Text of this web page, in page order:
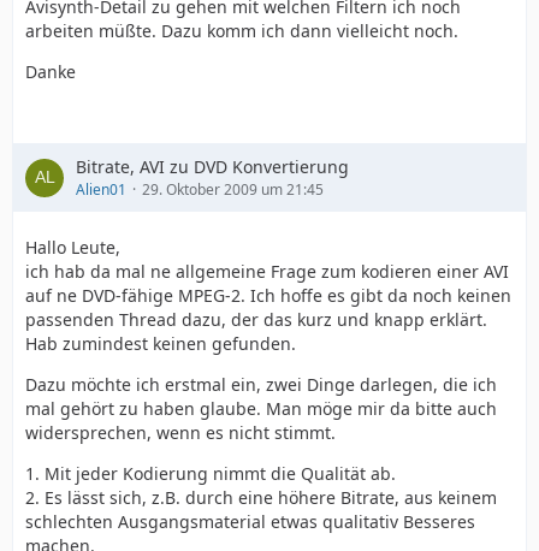
Avisynth-Detail zu gehen mit welchen Filtern ich noch
arbeiten müßte. Dazu komm ich dann vielleicht noch.
Danke
Bitrate, AVI zu DVD Konvertierung
Alien01 29. Oktober 2009 um 21:45
Hallo Leute,
ich hab da mal ne allgemeine Frage zum kodieren einer AVI
auf ne DVD-fähige MPEG-2. Ich hoffe es gibt da noch keinen
passenden Thread dazu, der das kurz und knapp erklärt.
Hab zumindest keinen gefunden.
Dazu möchte ich erstmal ein, zwei Dinge darlegen, die ich
mal gehört zu haben glaube. Man möge mir da bitte auch
widersprechen, wenn es nicht stimmt.
1. Mit jeder Kodierung nimmt die Qualität ab.
2. Es lässt sich, z.B. durch eine höhere Bitrate, aus keinem
schlechten Ausgangsmaterial etwas qualitativ Besseres
machen.